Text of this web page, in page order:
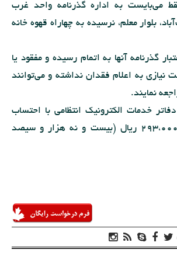
می‌بایست به اداره گذرنامه واحد غرب
بلوار معلم، نرسیده به چهاراه قهوه خانه
گذرنامه آنها به اتمام رسیده و مفقود یا
به اعلام فقدان نداشته و می‌توانند
نمایند.
خدمات الکترونیک انتظامی با احتساب
هزینه پستی مبلغ 293،000 ریال (بیست و نه هزار و سیصد